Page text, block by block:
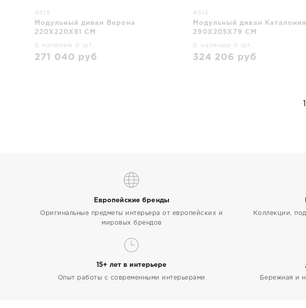
4SIS
Модульный диван Верона
220X220X81 CM
В наличии 0 шт.
271 040 руб
4SIS
Модульный диван Каталония
290X205X79 CM
В наличии 0 шт.
324 206 руб
Европейские бренды
Оригинальные предметы интерьера от европейских и
мировых брендов
Коллекции,
15+ лет в интерьере
Опыт работы с современными интерьерами Бережная и